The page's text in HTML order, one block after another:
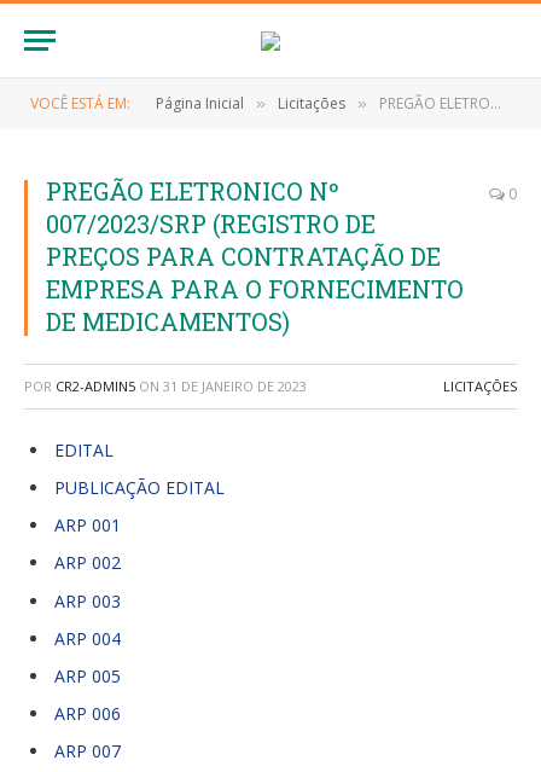
VOCÊ ESTÁ EM: Página Inicial » Licitações » PREGÃO ELETRONICO Nº 007/2023/SRP (REGISTRO DE PREÇOS PARA CONTRATAÇÃO DE EMPRESA PARA O FORNECIMENTO DE MEDICAMENTOS)
PREGÃO ELETRONICO Nº
007/2023/SRP (REGISTRO DE
PREÇOS PARA CONTRATAÇÃO DE
EMPRESA PARA O FORNECIMENTO
DE MEDICAMENTOS)
0
POR CR2-ADMIN5 ON 31 DE JANEIRO DE 2023 LICITAÇÕES
EDITAL
PUBLICAÇÃO EDITAL
ARP 001
ARP 002
ARP 003
ARP 004
ARP 005
ARP 006
ARP 007